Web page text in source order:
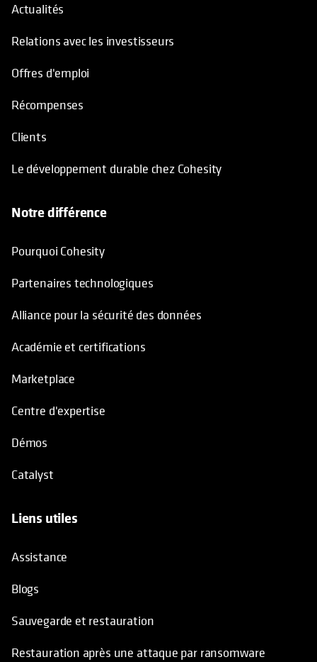
Actualités
Relations avec les investisseurs
Offres d'emploi
Récompenses
Clients
Le développement durable chez Cohesity
Notre différence
Pourquoi Cohesity
Partenaires technologiques
Alliance pour la sécurité des données
Académie et certifications
Marketplace
Centre d'expertise
Démos
Catalyst
Liens utiles
Assistance
Blogs
Sauvegarde et restauration
Restauration après une attaque par ransomware